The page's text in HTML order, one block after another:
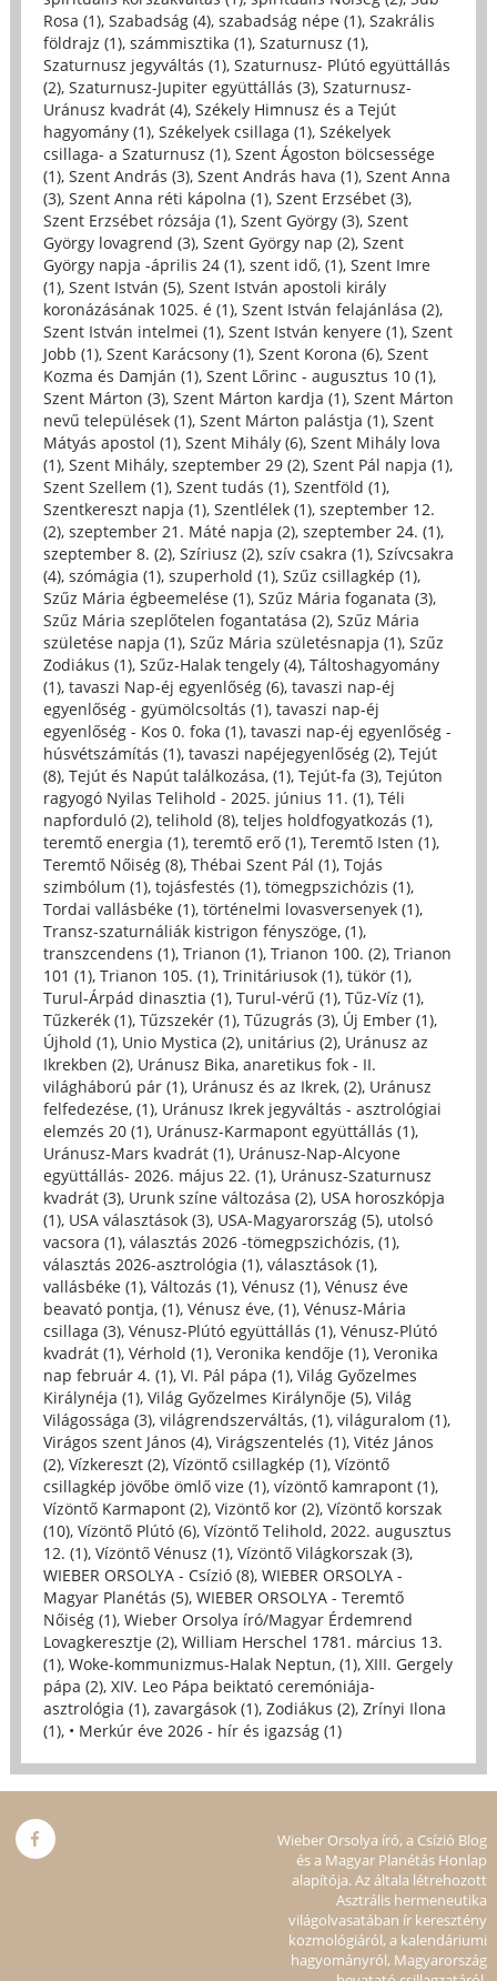
Rosa (1), Szabadság (4), szabadság népe (1), Szakrális
földrajz (1), számmisztika (1), Szaturnusz (1),
Szaturnusz jegyváltás (1), Szaturnusz- Plútó együttállás
(2), Szaturnusz-Jupiter együttállás (3), Szaturnusz-
Uránusz kvadrát (4), Székely Himnusz és a Tejút
hagyomány (1), Székelyek csillaga (1), Székelyek
csillaga- a Szaturnusz (1), Szent Ágoston bölcsessége
(1), Szent András (3), Szent András hava (1), Szent Anna
(3), Szent Anna réti kápolna (1), Szent Erzsébet (3),
Szent Erzsébet rózsája (1), Szent György (3), Szent
György lovagrend (3), Szent György nap (2), Szent
György napja -április 24 (1), szent idő, (1), Szent Imre
(1), Szent István (5), Szent István apostoli király
koronázásának 1025. é (1), Szent István felajánlása (2),
Szent István intelmei (1), Szent István kenyere (1), Szent
Jobb (1), Szent Karácsony (1), Szent Korona (6), Szent
Kozma és Damján (1), Szent Lőrinc - augusztus 10 (1),
Szent Márton (3), Szent Márton kardja (1), Szent Márton
nevű települések (1), Szent Márton palástja (1), Szent
Mátyás apostol (1), Szent Mihály (6), Szent Mihály lova
(1), Szent Mihály, szeptember 29 (2), Szent Pál napja (1),
Szent Szellem (1), Szent tudás (1), Szentföld (1),
Szentkereszt napja (1), Szentlélek (1), szeptember 12.
(2), szeptember 21. Máté napja (2), szeptember 24. (1),
szeptember 8. (2), Szíriusz (2), szív csakra (1), Szívcsakra
(4), szómágia (1), szuperhold (1), Szűz csillagkép (1),
Szűz Mária égbeemelése (1), Szűz Mária foganata (3),
Szűz Mária szeplőtelen fogantatása (2), Szűz Mária
születése napja (1), Szűz Mária születésnapja (1), Szűz
Zodiákus (1), Szűz-Halak tengely (4), Táltoshagyomány
(1), tavaszi Nap-éj egyenlőség (6), tavaszi nap-éj
egyenlőség - gyümölcsoltás (1), tavaszi nap-éj
egyenlőség - Kos 0. foka (1), tavaszi nap-éj egyenlőség -
húsvétszámítás (1), tavaszi napéjegyenlőség (2), Tejút
(8), Tejút és Napút találkozása, (1), Tejút-fa (3), Tejúton
ragyogó Nyilas Telihold - 2025. június 11. (1), Téli
napforduló (2), telihold (8), teljes holdfogyatkozás (1),
teremtő energia (1), teremtő erő (1), Teremtő Isten (1),
Teremtő Nőiség (8), Thébai Szent Pál (1), Tojás
szimbólum (1), tojásfestés (1), tömegpszichózis (1),
Tordai vallásbéke (1), történelmi lovasversenyek (1),
Transz-szaturnáliák kistrigon fényszöge, (1),
transzcendens (1), Trianon (1), Trianon 100. (2), Trianon
101 (1), Trianon 105. (1), Trinitáriusok (1), tükör (1),
Turul-Árpád dinasztia (1), Turul-vérű (1), Tűz-Víz (1),
Tűzkerék (1), Tűzszekér (1), Tűzugrás (3), Új Ember (1),
Újhold (1), Unio Mystica (2), unitárius (2), Uránusz az
Ikrekben (2), Uránusz Bika, anaretikus fok - II.
világháború pár (1), Uránusz és az Ikrek, (2), Uránusz
felfedezése, (1), Uránusz Ikrek jegyváltás - asztrológiai
elemzés 20 (1), Uránusz-Karmapont együttállás (1),
Uránusz-Mars kvadrát (1), Uránusz-Nap-Alcyone
együttállás- 2026. május 22. (1), Uránusz-Szaturnusz
kvadrát (3), Urunk színe változása (2), USA horoszkópja
(1), USA választások (3), USA-Magyarország (5), utolsó
vacsora (1), választás 2026 -tömegpszichózis, (1),
választás 2026-asztrológia (1), választások (1),
vallásbéke (1), Változás (1), Vénusz (1), Vénusz éve
beavató pontja, (1), Vénusz éve, (1), Vénusz-Mária
csillaga (3), Vénusz-Plútó együttállás (1), Vénusz-Plútó
kvadrát (1), Vérhold (1), Veronika kendője (1), Veronika
nap február 4. (1), VI. Pál pápa (1), Világ Győzelmes
Királynéja (1), Világ Győzelmes Királynője (5), Világ
Világossága (3), világrendszerváltás, (1), világuralom (1),
Virágos szent János (4), Virágszentelés (1), Vitéz János
(2), Vízkereszt (2), Vízöntő csillagkép (1), Vízöntő
csillagkép jövőbe ömlő vize (1), vízöntő kamrapont (1),
Vízöntő Karmapont (2), Vizöntő kor (2), Vízöntő korszak
(10), Vízöntő Plútó (6), Vízöntő Telihold, 2022. augusztus
12. (1), Vízöntő Vénusz (1), Vízöntő Világkorszak (3),
WIEBER ORSOLYA - Csízió (8), WIEBER ORSOLYA -
Magyar Planétás (5), WIEBER ORSOLYA - Teremtő
Nőiség (1), Wieber Orsolya író/Magyar Érdemrend
Lovagkeresztje (2), William Herschel 1781. március 13.
(1), Woke-kommunizmus-Halak Neptun, (1), XIII. Gergely
pápa (2), XIV. Leo Pápa beiktató ceremóniája-
asztrológia (1), zavargások (1), Zodiákus (2), Zrínyi Ilona
(1), • Merkúr éve 2026 - hír és igazság (1)
Wieber Orsolya író, a Csízió Blog
és a Magyar Planétás Honlap
alapítója. Az általa létrehozott
Asztrális hermeneutika
világolvasatában ír keresztény
kozmológiáról, a kalendáriumi
hagyományról, Magyarország